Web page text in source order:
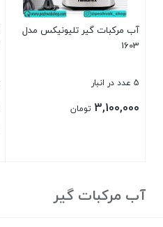
آب مرکبات گیر تلیونیکس مدل
1603
5 عدد در انبار
3,100,000 تومان
آب مرکبات گیر